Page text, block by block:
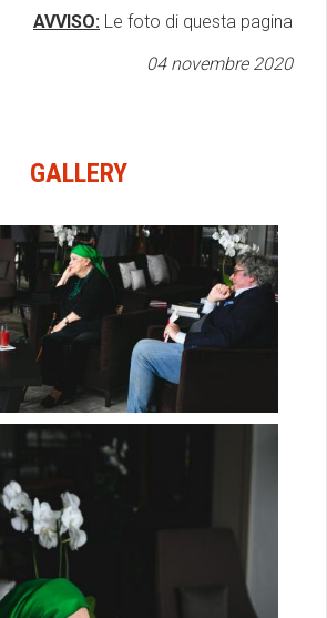
AVVISO: Le foto di questa pagina
04 novembre 2020
GALLERY
foto: Marta Formentello